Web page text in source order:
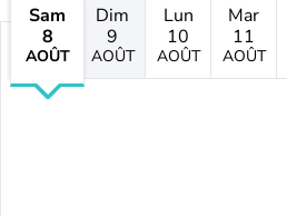
Sam
8
AOÛT
Dim
9
AOÛT
Lun
10
AOÛT
Mar
11
AOÛT